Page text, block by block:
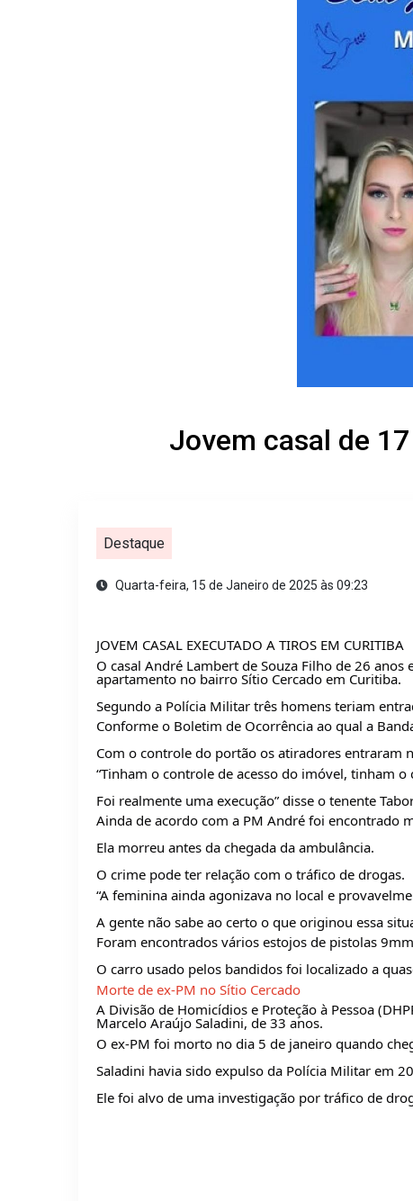
Jovem casal de
Destaque
Quarta-feira, 15 de Janeiro de 2025 às 09:23
JOVEM CASAL EXECUTADO A TIROS EM CURITIBA
O casal André Lambert de Souza Filho de 26
apartamento no bairro Sítio Cercado em Curitiba.
Segundo a Polícia Militar três homens teriam
Conforme o Boletim de Ocorrência ao qual a
Com o controle do portão os atiradores entraram
“Tinham o controle de acesso do imóvel, tinham o
Foi realmente uma execução” disse o tenente
Ainda de acordo com a PM André foi encontrado
Ela morreu antes da chegada da ambulância.
O crime pode ter relação com o tráfico de drogas.
“A feminina ainda agonizava no local e
A gente não sabe ao certo o que originou essa
Foram encontrados vários estojos de pistolas
O carro usado pelos bandidos foi localizado a
Morte de ex-PM no Sítio Cercado
A Divisão de Homicídios e Proteção à Pessoa
Marcelo Araújo Saladini, de 33 anos.
O ex-PM foi morto no dia 5 de janeiro quando
Saladini havia sido expulso da Polícia Militar em
Ele foi alvo de uma investigação por tráfico de